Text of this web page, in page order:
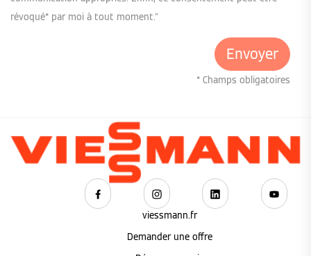
révoqué* par moi à tout moment."
* Champs obligatoires
viessmann.fr
Demander une offre